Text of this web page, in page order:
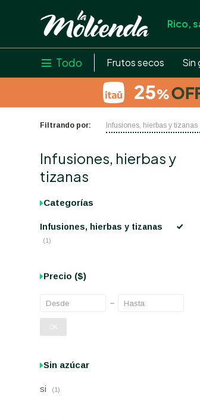
Rico,
 Todo Frutos secos Sin
Filtrando por: Infusiones, hierbas y tizanas
Infusiones, hierbas y
tizanas
Categorías
Infusiones, hierbas y tizanas
(1)
Precio ($)
OK
Sin azúcar
si (1)
close
store
local_shipping
credit_card
help